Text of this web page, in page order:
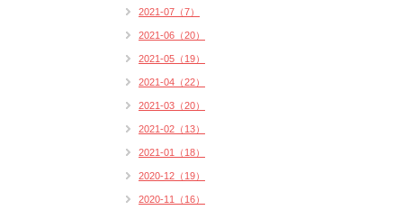
2021-07（7）
2021-06（20）
2021-05（19）
2021-04（22）
2021-03（20）
2021-02（13）
2021-01（18）
2020-12（19）
2020-11（16）